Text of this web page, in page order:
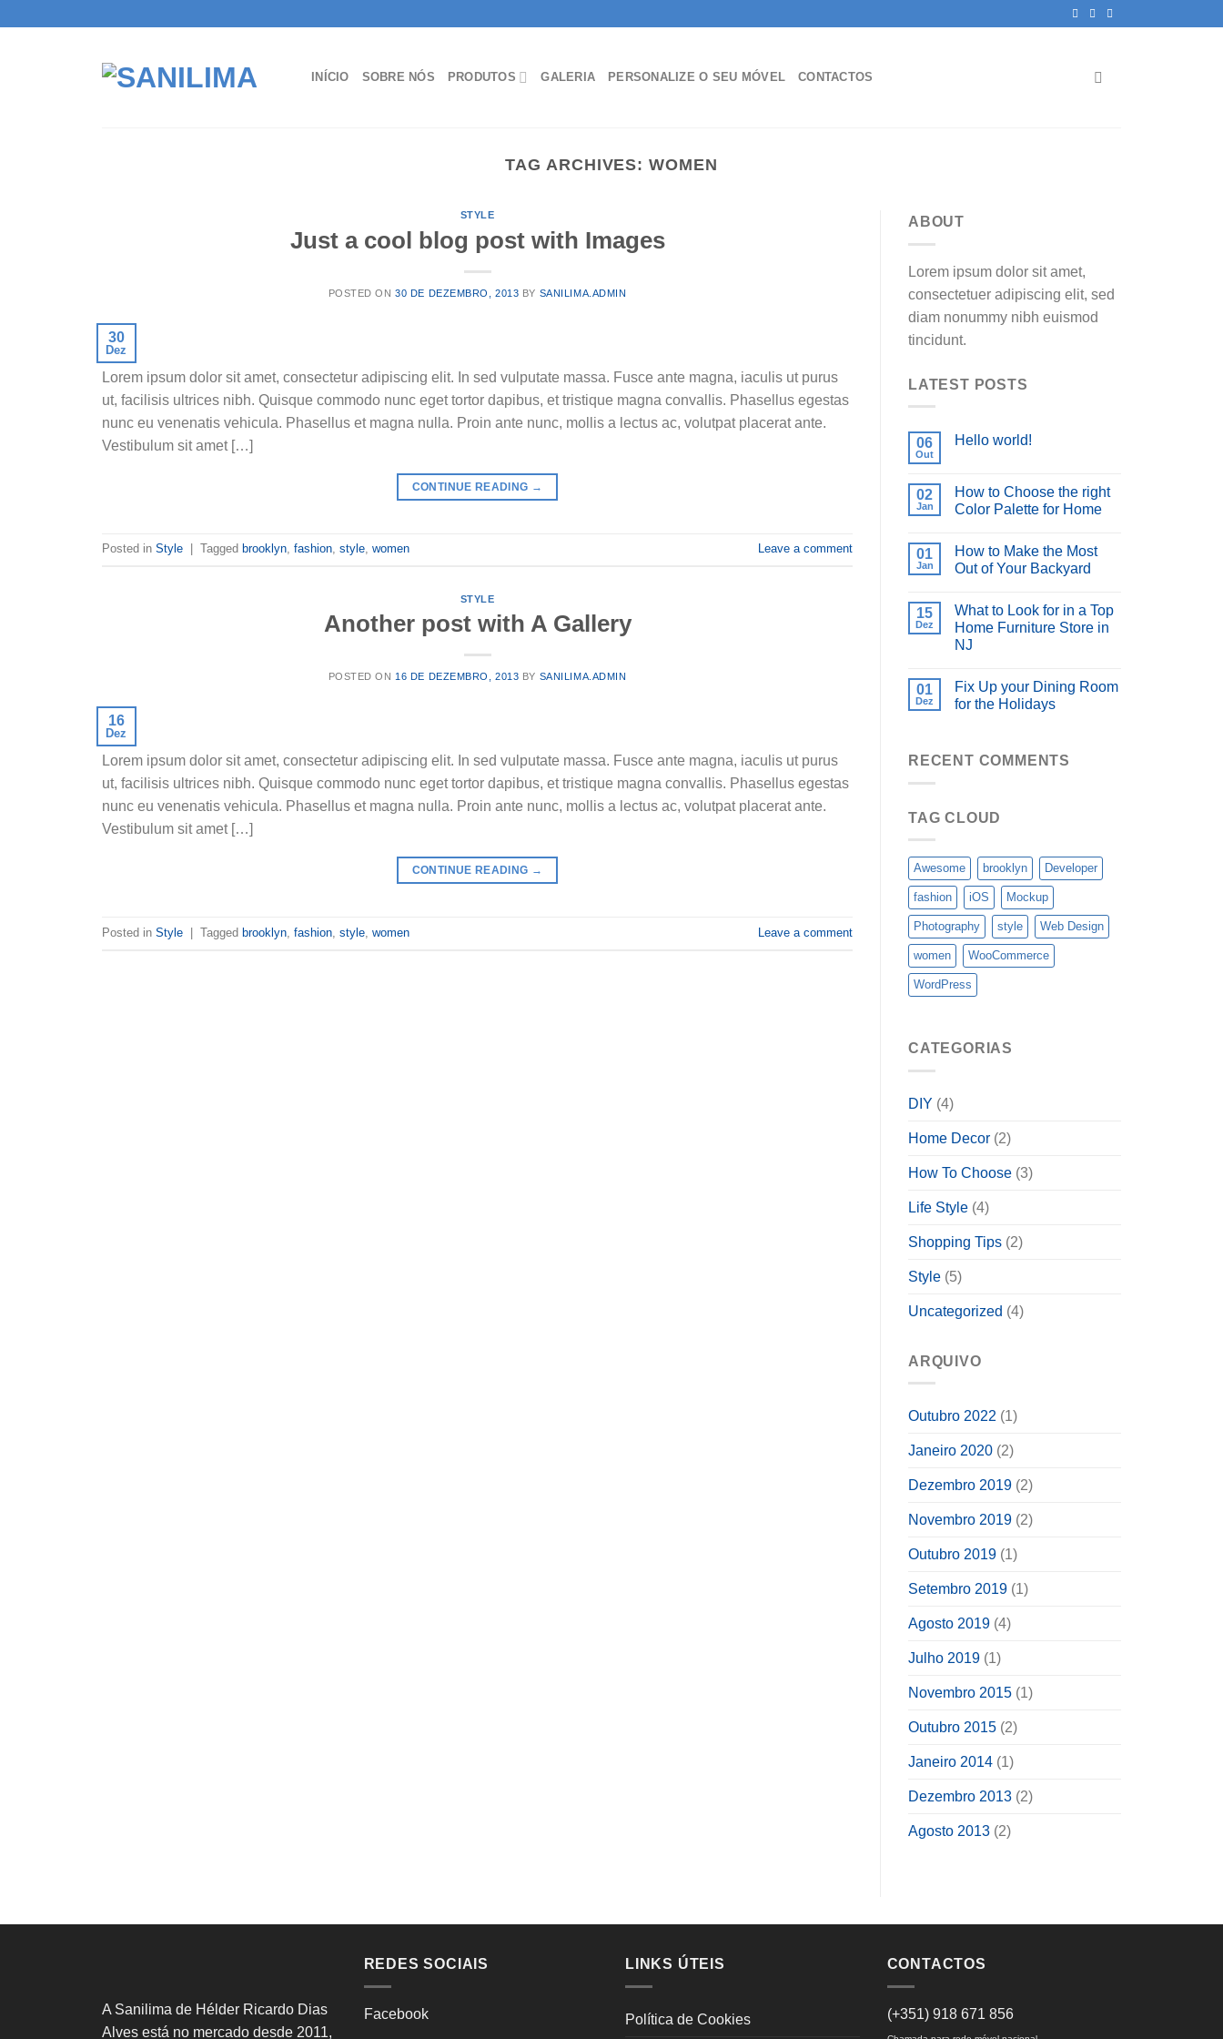
INÍCIO SOBRE NÓS PRODUTOS GALERIA PERSONALIZE O SEU MÓVEL CONTACTOS
TAG ARCHIVES:WOMEN
STYLE
Just a cool blog post with Images
POSTED ON30 DE DEZEMBRO, 2013 BY SANILIMA.ADMIN
30
Dez
Lorem ipsum dolor sit amet, consectetur adipiscing elit. In sed vulputate massa. Fusce ante magna, iaculis ut purus
ut, facilisis ultrices nibh. Quisque commodo nunc eget tortor dapibus, et tristique magna convallis. Phasellus egestas
nunc eu venenatis vehicula. Phasellus et magna nulla. Proin ante nunc, mollis a lectus ac, volutpat placerat ante.
Vestibulum sit amet […]
CONTINUE READING →
Posted in Style Tagged brooklyn, fashion, style, women Leave a comment
STYLE
Another post with A Gallery
POSTED ON16 DE DEZEMBRO, 2013 BY SANILIMA.ADMIN
16
Dez
Lorem ipsum dolor sit amet, consectetur adipiscing elit. In sed vulputate massa. Fusce ante magna, iaculis ut purus
ut, facilisis ultrices nibh. Quisque commodo nunc eget tortor dapibus, et tristique magna convallis. Phasellus egestas
nunc eu venenatis vehicula. Phasellus et magna nulla. Proin ante nunc, mollis a lectus ac, volutpat placerat ante.
Vestibulum sit amet […]
CONTINUE READING →
Posted in Style Tagged brooklyn fashion style women Leave a comment
ABOUT
Lorem ipsum dolor sit amet,
consectetuer adipiscing elit, sed
diam nonummy nibh euismod
tincidunt.
LATEST POSTS
06
Out
Hello world!
02
Jan
How to Choose the right
Color Palette for Home
01
Jan
How to Make the Most
Out of Your Backyard
15
Dez
What to Look for in a Top
Home Furniture Store in
NJ
01
Dez
Fix Up your Dining Room
for the Holidays
RECENT COMMENTS
TAG CLOUD
Awesome brooklyn Developer
fashion iOS Mockup
Photography style Web Design
women WooCommerce
WordPress
CATEGORIAS
DIY (4)
Home Decor (2)
How To Choose (3)
Life Style (4)
Shopping Tips (2)
Style (5)
Uncategorized (4)
ARQUIVO
Outubro 2022 (1)
Janeiro 2020 (2)
Dezembro 2019 (2)
Novembro 2019 (2)
Outubro 2019 (1)
Setembro 2019 (1)
Agosto 2019 (4)
Julho 2019 (1)
Novembro 2015 (1)
Outubro 2015 (2)
Janeiro 2014 (1)
Dezembro 2013 (2)
Agosto 2013 (2)
A Sanilima de Hélder Ricardo Dias
Alves está no mercado desde 2011,
REDES SOCIAIS
Facebook
LINKS ÚTEIS
Política de Cookies
CONTACTOS
(+351) 918 671 856